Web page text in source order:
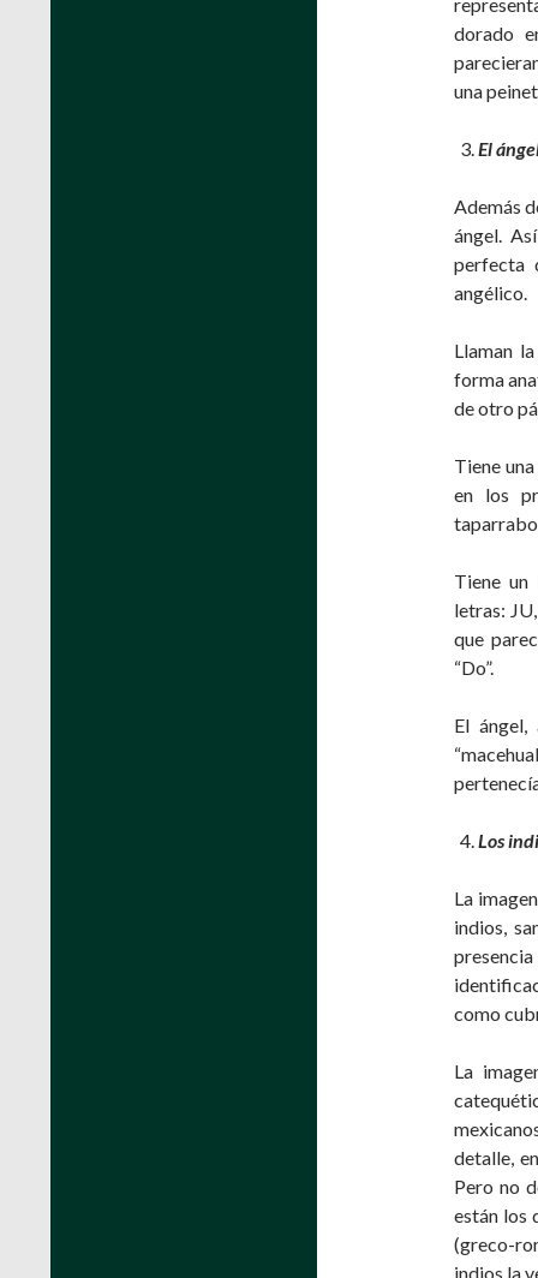
dorado
una
El
Además
ángel.
perfecta
angélico.
Llaman
forma
de otro
Tiene
en los
Tiene un
letras:
que
“Do”.
El
Los
La
indios,
como
La
detalle,
Pero no
están los
(greco-
indios la